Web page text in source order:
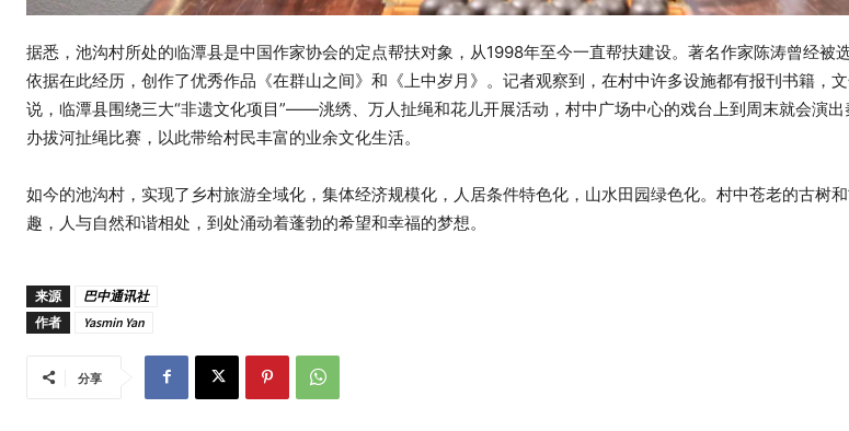
据悉，池沟村所处的临潭县是中国作家协会的定点帮扶对象，从1998年至今一直帮扶建设。著名作家陈涛曾经被
依据在此经历，创作了优秀作品《在群山之间》和《上中岁月》。记者观察到，在村中许多设施都有报刊书籍，
说，临潭县围绕三大“非遗文化项目”——洮绣、万人扯绳和花儿开展活动，村中广场中心的戏台上到周末就会演
办拔河扯绳比赛，以此带给村民丰富的业余文化生活。
如今的池沟村，实现了乡村旅游全域化，集体经济规模化，人居条件特色化，山水田园绿色化。村中苍老的古树
趣，人与自然和谐相处，到处涌动着蓬勃的希望和幸福的梦想。
来源
巴中通讯社
作者
Yasmin Yan
分享